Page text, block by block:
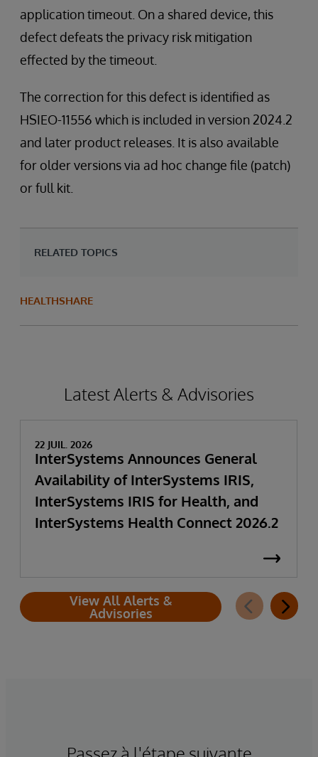
application timeout. On a shared device, this
defect defeats the privacy risk mitigation
effected by the timeout.
The correction for this defect is identified as
HSIEO-11556 which is included in version 2024.2
and later product releases. It is also available
for older versions via ad hoc change file (patch)
or full kit.
RELATED TOPICS
HEALTHSHARE
Latest Alerts & Advisories
22 JUIL. 2026
InterSystems Announces General
Availability of InterSystems IRIS,
InterSystems IRIS for Health, and
InterSystems Health Connect 2026.2
View All Alerts &
Advisories